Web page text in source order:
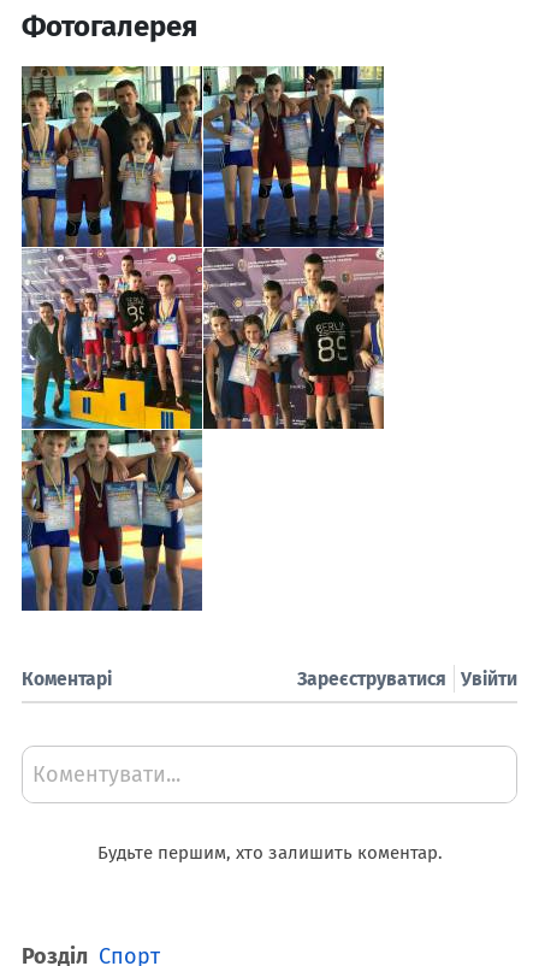
Фотогалерея
Коментарі Увійти
Зареєструватися
Коментувати...
Будьте першим, хто залишить коментар.
Розділ Спорт